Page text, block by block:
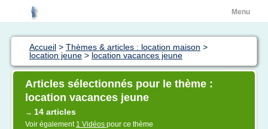
Menu
Accueil > Thèmes & articles : location maison >
location jeune > location vacances jeune
Articles sélectionnés pour le thème :
location vacances jeune
→ 14 articles
Voir également 1 Vidéos pour ce thème